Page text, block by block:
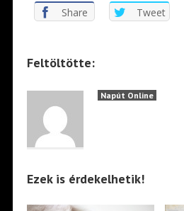
Share Tweet
Feltöltötte:
Napút Online
Ezek is érdekelhetik!